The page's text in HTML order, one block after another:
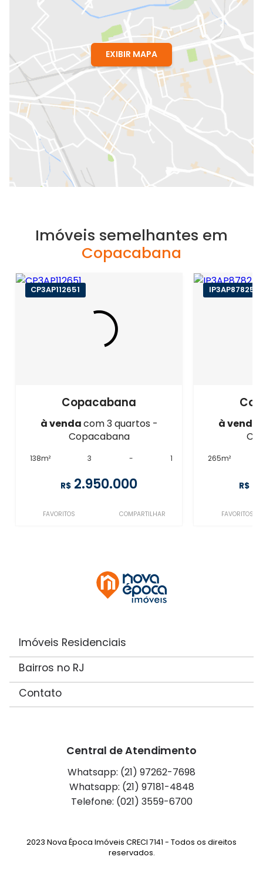
EXIBIR MAPA
Imóveis semelhantes em
Copacabana
CP3AP112651
Copacabana
à vendacom 3 quartos -
Copacabana
138m² 3 - 1
R$ 2.950.000
FAVORITOS COMPARTILHAR
IP3AP87825
à venda
265m²
R$
FAVORITOS
Imóveis Residenciais
Bairros no RJ
Contato
Central de Atendimento
Whatsapp: (21) 97262-7698
Whatsapp: (21) 97181-4848
Telefone: (021) 3559-6700
2023 Nova Época Imóveis CRECI 7141 - Todos os direitos
reservados.